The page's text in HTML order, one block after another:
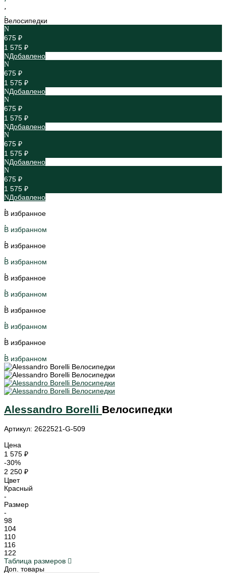
Велосипедки
675 ₽
1 575 ₽
Добавлено
675 ₽
1 575 ₽
Добавлено
675 ₽
1 575 ₽
Добавлено
675 ₽
1 575 ₽
Добавлено
675 ₽
1 575 ₽
Добавлено
В избранное
В избранном
В избранное
В избранном
В избранное
В избранном
В избранное
В избранном
В избранное
В избранном
Alessandro Borelli Велосипедки
Артикул: 2622521-G-509
Цена
1 575 ₽
-30%
2 250 ₽
Цвет
Красный
-
Размер
-
98
104
110
116
122
Таблица размеров
Доп. товары